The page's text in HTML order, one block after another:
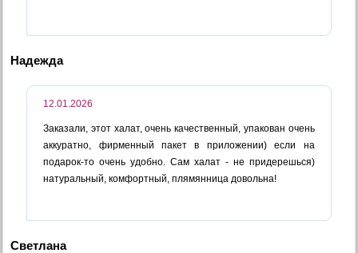
Надежда
12.01.2026
Заказали, этот халат, очень качественный, упакован очень
аккуратно, фирменный пакет в приложении) если на
подарок-то очень удобно. Сам халат - не придерешься)
натуральный, комфортный, плямянница довольна!
Светлана